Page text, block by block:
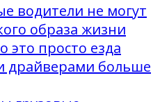
водители не могут
образа жизни
просто езда
драйверами больше